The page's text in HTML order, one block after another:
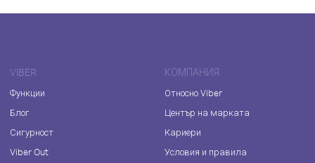
VIBER
Функции
Блог
Сигурност
Viber Out
КОМПАНИЯ
Относно Viber
Център на марката
Кариери
Условия и правила